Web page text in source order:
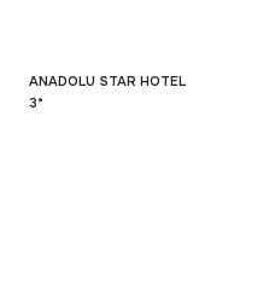
ANADOLU STAR HOTEL
3*